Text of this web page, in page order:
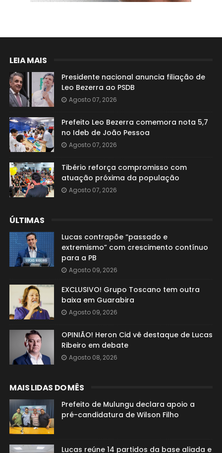
LEIA MAIS
Presidente nacional anuncia filiação de
Leo Bezerra ao PSDB
Agosto 07, 2026
Prefeito Leo Bezerra comemora nota 5,7
no Ideb de João Pessoa
Agosto 07, 2026
Tibério reforça compromisso com
atuação próxima da população
Agosto 07, 2026
ÚLTIMAS
Lucas contrapõe “passado e
extremismo” com crescimento contínuo
para a PB
Agosto 09, 2026
EXCLUSIVO! Grupo Toscano tem outra
baixa em Guarabira
Agosto 09, 2026
OPINIÃO! Heron Cid vê destaque de Lucas
Ribeiro em debate
Agosto 08, 2026
MAIS LIDAS DO MÊS
Prefeito de Mulungu declara apoio a
pré-candidatura de Wilson Filho
Lucas reúne 14 partidos da base aliada e